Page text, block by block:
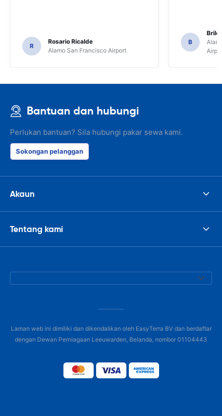
R
Rosario Ricalde
Alamo San Francisco Airport
B
Bantuan dan hubungi
Perlukan bantuan? Sila hubungi pakar sewa kami.
Sokongan pelanggan
Akaun
Tentang kami
Laman web ini dimiliki dan dikendalikan oleh EasyTerra BV dan berdaftar
dengan Dewan Perniagaan Leeuwarden, Belanda, nombor 01104443